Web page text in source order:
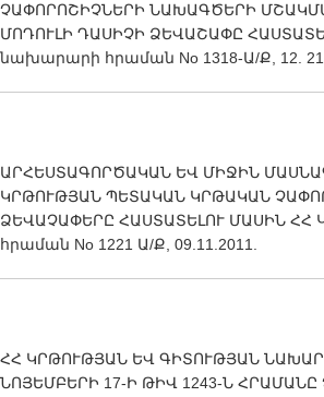
ՉԱՓՈՐՈՇԻՉՆԵՐԻ ՆԱԽԱԳԾԵՐԻ
ՄՈԴՈՒԼԻ ԴԱՍԻՉԻ ՁԵՎԱՇԱՓԸ
նախարարի հրաման No 1318-Ա/Ք, 12.
ԱՐՀԵՍՏԱԳՈՐԾԱԿԱՆ ԵՎ ՄԻՋԻՆ
ԿՐԹՈՒԹՅԱՆ ՊԵՏԱԿԱՆ ԿՐԹԱԿԱՆ
ՁԵՎԱՉԱՓԵՐԸ ՀԱՍՏԱՏԵԼՈՒ ՄԱՍԻՆ
հրաման No 1221 Ա/Ք, 09.11.2011.
ՀՀ ԿՐԹՈՒԹՅԱՆ ԵՎ ԳԻՏՈՒԹՅԱՆ
ՆՈՅԵՄԲԵՐԻ 17-Ի ԹԻՎ 1243-Ն